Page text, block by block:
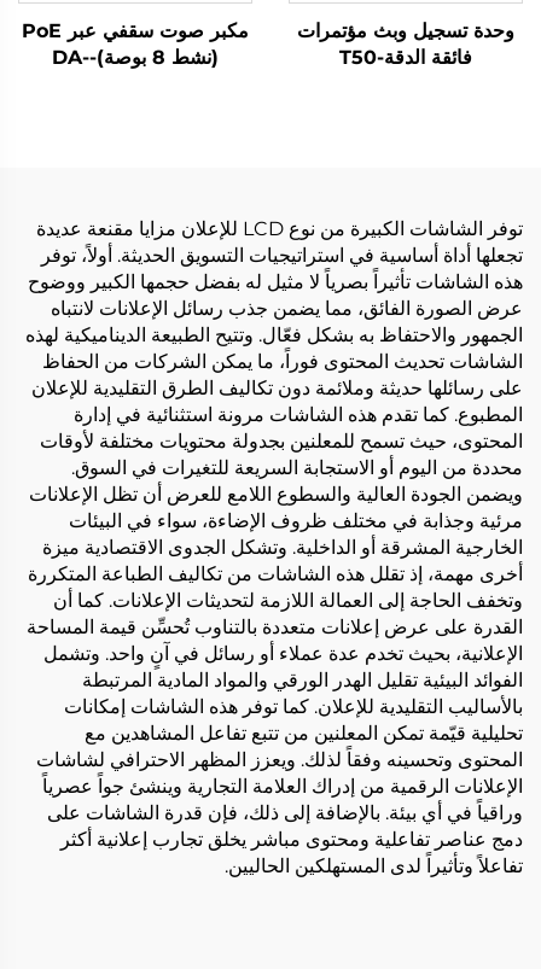
وحدة تسجيل وبث مؤتمرات
فائقة الدقة-T50
مكبر صوت سقفي عبر PoE
(نشط 8 بوصة)-DA-
توفر الشاشات الكبيرة من نوع LCD للإعلان مزايا مقنعة عديدة
تجعلها أداة أساسية في استراتيجيات التسويق الحديثة. أولاً، توفر
هذه الشاشات تأثيراً بصرياً لا مثيل له بفضل حجمها الكبير ووضوح
عرض الصورة الفائق، مما يضمن جذب رسائل الإعلانات لانتباه
الجمهور والاحتفاظ به بشكل فعّال. وتتيح الطبيعة الديناميكية لهذه
الشاشات تحديث المحتوى فوراً، ما يمكن الشركات من الحفاظ
على رسائلها حديثة وملائمة دون تكاليف الطرق التقليدية للإعلان
المطبوع. كما تقدم هذه الشاشات مرونة استثنائية في إدارة
المحتوى، حيث تسمح للمعلنين بجدولة محتويات مختلفة لأوقات
محددة من اليوم أو الاستجابة السريعة للتغيرات في السوق.
ويضمن الجودة العالية والسطوع اللامع للعرض أن تظل الإعلانات
مرئية وجذابة في مختلف ظروف الإضاءة، سواء في البيئات
الخارجية المشرقة أو الداخلية. وتشكل الجدوى الاقتصادية ميزة
أخرى مهمة، إذ تقلل هذه الشاشات من تكاليف الطباعة المتكررة
وتخفف الحاجة إلى العمالة اللازمة لتحديثات الإعلانات. كما أن
القدرة على عرض إعلانات متعددة بالتناوب تُحسِّن قيمة المساحة
الإعلانية، بحيث تخدم عدة عملاء أو رسائل في آنٍ واحد. وتشمل
الفوائد البيئية تقليل الهدر الورقي والمواد المادية المرتبطة
بالأساليب التقليدية للإعلان. كما توفر هذه الشاشات إمكانات
تحليلية قيّمة تمكن المعلنين من تتبع تفاعل المشاهدين مع
المحتوى وتحسينه وفقاً لذلك. ويعزز المظهر الاحترافي لشاشات
الإعلانات الرقمية من إدراك العلامة التجارية وينشئ جواً عصرياً
وراقياً في أي بيئة. بالإضافة إلى ذلك، فإن قدرة الشاشات على
دمج عناصر تفاعلية ومحتوى مباشر يخلق تجارب إعلانية أكثر
تفاعلاً وتأثيراً لدى المستهلكين الحاليين.